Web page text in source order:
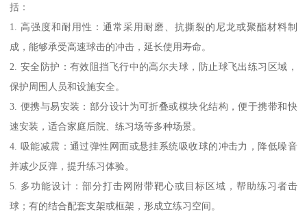
括：
1. 高强度和耐用性：通常采用耐磨、抗撕裂的尼龙或聚酯材料制
成，能够承受高速球击的冲击，延长使用寿命。
2. 安全防护：有效阻挡飞行中的高尔夫球，防止球飞出练习区域，
保护周围人员和设施安全。
3. 便携与易安装：部分设计为可折叠或模块化结构，便于携带和快
速安装，适合家庭后院、练习场等多种场景。
4. 吸能减震：通过弹性网面或悬挂系统吸收球的冲击力，降低噪音
并减少反弹，提升练习体验。
5. 多功能设计：部分打击网附带靶心或目标区域，帮助练习者击
球；有的结合配套支架或框架，形成立练习空间。